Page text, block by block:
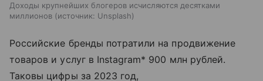
Доходы крупнейших блогеров исчисляются десятками
миллионов
источник: Unsplash
Российские бренды потратили на продвижение
товаров и услуг в Instagram* 900 млн рублей.
Таковы цифры за 2023 год,